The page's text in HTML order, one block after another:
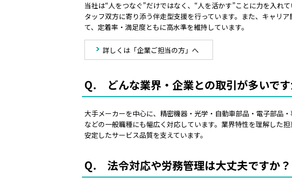
当社は“人をつなぐ”だけではなく、“人を活かす”ことに力を入れ
タッフ双方に寄り添う伴走型支援を行っています。また、キャリ
て、定着率・満足度ともに高水準を維持しています。
詳しくは「企業ご担当の方」へ
Q. どんな業界・企業との取引が多いです
大手メーカーを中心に、精密機器・光学・自動車部品・電子部品
などの一般職種にも幅広く対応しています。業界特性を理解した
安定したサービス品質を支えています。
Q. 法令対応や労務管理は大丈夫ですか？